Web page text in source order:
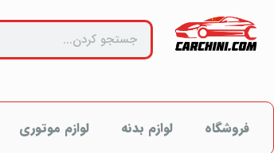
فروشگاه لوازم بدنه لوازم موتوری